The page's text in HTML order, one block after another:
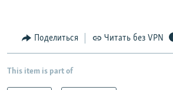
Поделиться Читать без VPN
This item is part of